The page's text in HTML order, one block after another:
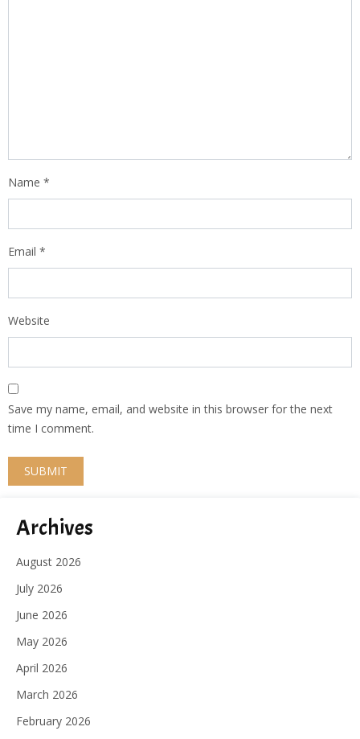
Name *
Email *
Website
Save my name, email, and website in this browser for the next
time I comment.
Archives
August 2026
July 2026
June 2026
May 2026
April 2026
March 2026
February 2026